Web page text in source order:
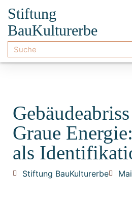
Stiftung
BauKulturerbe
Graue
als
Stiftung BauKulturerbe